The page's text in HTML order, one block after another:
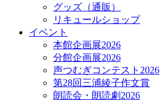
グッズ（通販）
リキュールショップ
イベント
本館企画展2026
分館企画展2026
声つむぎコンテスト2026
第28回三浦綾子作文賞
朗読会・朗読劇2026